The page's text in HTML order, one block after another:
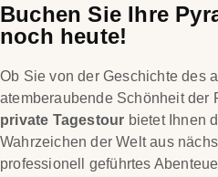
Buchen Sie Ihre
noch heute!
Ob Sie von der Geschichte des
atemberaubende Schönheit der
private Tagestour bietet Ihnen
Wahrzeichen der Welt aus
professionell geführtes